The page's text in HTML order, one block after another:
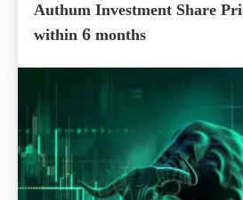
Authum Investment Share
within 6 months